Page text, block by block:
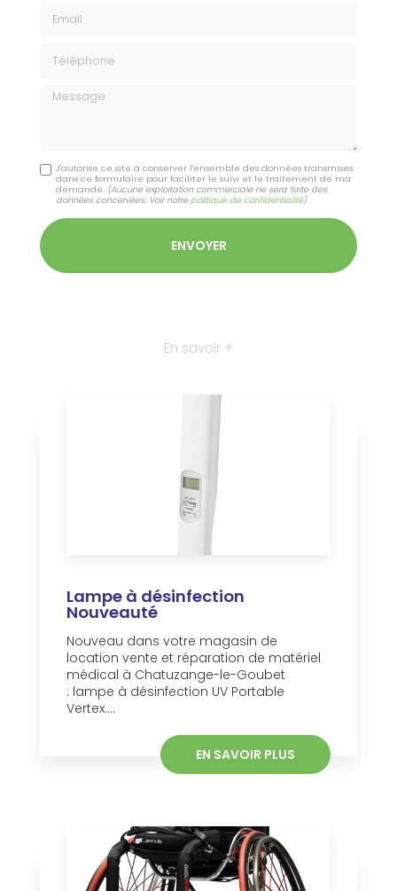
Message
J'autorise ce site à conserver l'ensemble des données transmises
dans ce formulaire pour faciliter le suivi et le traitement de ma
demande. (Aucune exploitation commerciale ne sera faite des
données concervées. Voir notre politique de confidentialité)
En savoir +
Lampe à désinfection
Nouveauté
Nouveau dans votre magasin de
location vente et réparation de matériel
médical à Chatuzange-le-Goubet
: lampe à désinfection UV Portable
Vertex....
EN SAVOIR PLUS